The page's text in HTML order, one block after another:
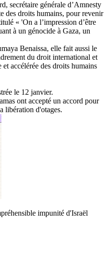
secrétaire générale d’Amnesty
des droits humains, pour revenir
« 'On a l’impression d’être
à un génocide à Gaza, un
Benaissa, elle fait aussi le
du droit international et
accélérée des droits humains
le 12 janvier.
ont accepté un accord pour
libération d'otages.
impunité d'Israël